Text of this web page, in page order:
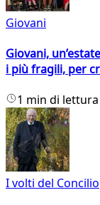
Giovani
Giovani,
i più fragili, per
1 min di lettura
I volti del Concilio